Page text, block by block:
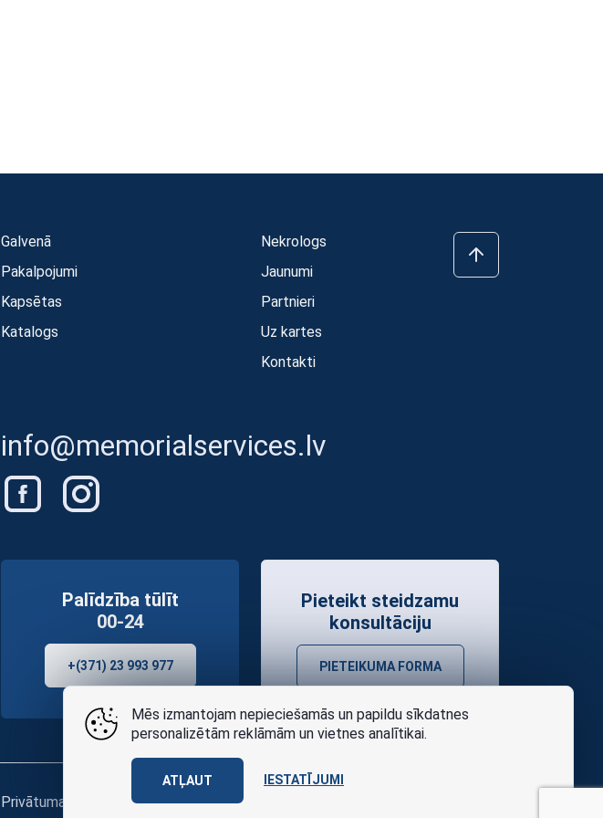
Galvenā
Pakalpojumi
Kapsētas
Katalogs
Nekrologs
Jaunumi
Partnieri
Uz kartes
Kontakti
info@memorialservices.lv
Palīdzība tūlīt
00-24
+(371) 23 993 977
Pieteikt steidzamu
konsultāciju
PIETEIKUMA FORMA
Privātuma politikai unlietošanas noteikumi
Mēs izmantojam nepieciešamās un papildu sīkdatnes
personalizētām reklāmām un vietnes analītikai.
ATĻAUT IESTATĪJUMI